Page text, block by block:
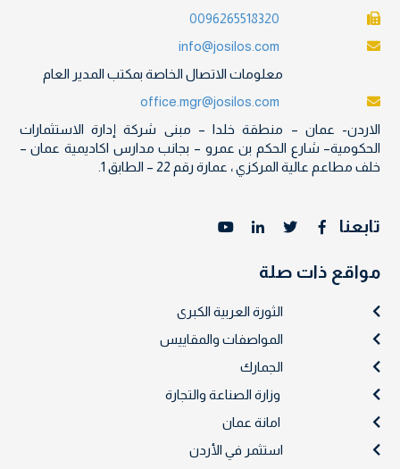
0096265518320
info@josilos.com
معلومات الاتصال الخاصة بمكتب المدير العام
office.mgr@josilos.com
الاردن- عمان – منطقة خلدا – مبنى شركة إدارة الاستثمارات
الحكومية– شارع الحكم بن عمرو – بجانب مدارس اكاديمية عمان –
خلف مطاعم عالية المركزي ، عمارة رقم 22 – الطابق 1.
تابعنا
مواقع ذات صلة
الثورة العربية الكبرى
المواصفات والمقاييس
الجمارك
وزارة الصناعة والتجارة
امانة عمان
استثمر في الأردن